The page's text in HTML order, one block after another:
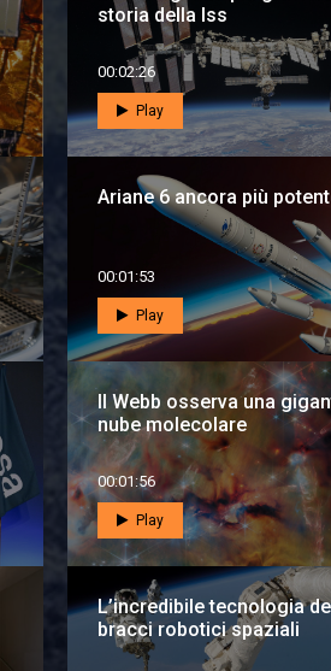
storia della Iss
00:02:26
Play
Ariane 6 ancora più
00:01:53
Play
Il Webb osserva una
nube molecolare
00:01:56
Play
L’incredibile tecnologia
bracci robotici spaziali